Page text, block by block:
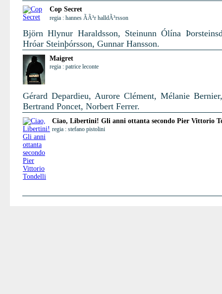
Cop Secret
regia : hannes ÃÃ³r halldÃ³rsson
Björn Hlynur Haraldsson, Steinunn Ólína
Hróar Steinþórsson, Gunnar Hansson.
Maigret
regia : patrice leconte
Gérard Depardieu, Aurore Clément, Mélanie
Bertrand Poncet, Norbert Ferrer.
Ciao, Libertini! Gli anni ottanta secondo Pier Vittorio
regia : stefano pistolini